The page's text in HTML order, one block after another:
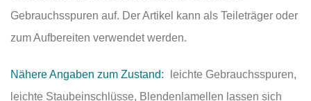
Gebrauchsspuren auf. Der Artikel kann als Teileträger oder
zum Aufbereiten verwendet werden.
Nähere Angaben zum Zustand:
leichte Gebrauchsspuren,
leichte Staubeinschlüsse, Blendenlamellen lassen sich